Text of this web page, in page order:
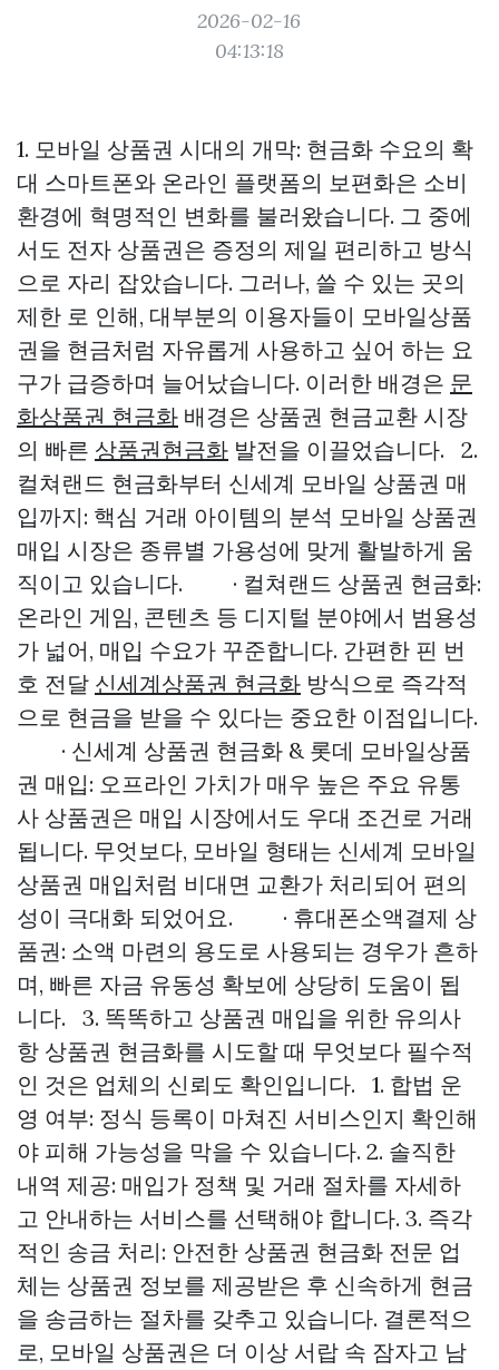
2026-02-16
04:13:18
1. 모바일 상품권 시대의 개막: 현금화 수요의 확
대 스마트폰와 온라인 플랫폼의 보편화은 소비
환경에 혁명적인 변화를 불러왔습니다. 그 중에
서도 전자 상품권은 증정의 제일 편리하고 방식
으로 자리 잡았습니다. 그러나, 쓸 수 있는 곳의
제한 로 인해, 대부분의 이용자들이 모바일상품
권을 현금처럼 자유롭게 사용하고 싶어 하는 요
구가 급증하며 늘어났습니다. 이러한 배경은 문
화상품권 현금화 배경은 상품권 현금교환 시장
의 빠른 상품권현금화 발전을 이끌었습니다. 2.
컬쳐랜드 현금화부터 신세계 모바일 상품권 매
입까지: 핵심 거래 아이템의 분석 모바일 상품권
매입 시장은 종류별 가용성에 맞게 활발하게 움
직이고 있습니다. · 컬쳐랜드 상품권 현금화:
온라인 게임, 콘텐츠 등 디지털 분야에서 범용성
가 넓어, 매입 수요가 꾸준합니다. 간편한 핀 번
호 전달 신세계상품권 현금화 방식으로 즉각적
으로 현금을 받을 수 있다는 중요한 이점입니다.
· 신세계 상품권 현금화 & 롯데 모바일상품
권 매입: 오프라인 가치가 매우 높은 주요 유통
사 상품권은 매입 시장에서도 우대 조건로 거래
됩니다. 무엇보다, 모바일 형태는 신세계 모바일
상품권 매입처럼 비대면 교환가 처리되어 편의
성이 극대화 되었어요. · 휴대폰소액결제 상
품권: 소액 마련의 용도로 사용되는 경우가 흔하
며, 빠른 자금 유동성 확보에 상당히 도움이 됩
니다. 3. 똑똑하고 상품권 매입을 위한 유의사
항 상품권 현금화를 시도할 때 무엇보다 필수적
인 것은 업체의 신뢰도 확인입니다. 1. 합법 운
영 여부: 정식 등록이 마쳐진 서비스인지 확인해
야 피해 가능성을 막을 수 있습니다. 2. 솔직한
내역 제공: 매입가 정책 및 거래 절차를 자세하
고 안내하는 서비스를 선택해야 합니다. 3. 즉각
적인 송금 처리: 안전한 상품권 현금화 전문 업
체는 상품권 정보를 제공받은 후 신속하게 현금
을 송금하는 절차를 갖추고 있습니다. 결론적으
로, 모바일 상품권은 더 이상 서랍 속 잠자고 남